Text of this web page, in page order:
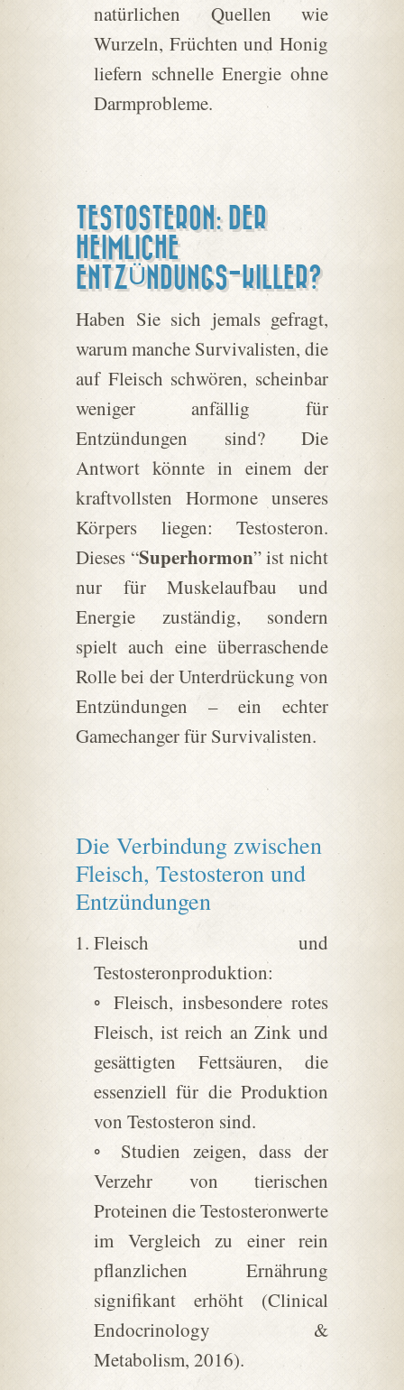
natürlichen Quellen wie
Wurzeln, Früchten und Honig
liefern schnelle Energie ohne
Darmprobleme.
TESTOSTERON: DER
HEIMLICHE
ENTZÜNDUNGS-KILLER?
Haben Sie sich jemals gefragt,
warum manche Survivalisten, die
auf Fleisch schwören, scheinbar
weniger anfällig für
Entzündungen sind? Die
Antwort könnte in einem der
kraftvollsten Hormone unseres
Körpers liegen: Testosteron.
Dieses “Superhormon” ist nicht
nur für Muskelaufbau und
Energie zuständig, sondern
spielt auch eine überraschende
Rolle bei der Unterdrückung von
Entzündungen – ein echter
Gamechanger für Survivalisten.
Die Verbindung zwischen
Fleisch, Testosteron und
Entzündungen
Fleisch und
Testosteronproduktion:
◦ Fleisch, insbesondere rotes
Fleisch, ist reich an Zink und
gesättigten Fettsäuren, die
essenziell für die Produktion
von Testosteron sind.
◦ Studien zeigen, dass der
Verzehr von tierischen
Proteinen die Testosteronwerte
im Vergleich zu einer rein
pflanzlichen Ernährung
signifikant erhöht (Clinical
Endocrinology &
Metabolism, 2016).